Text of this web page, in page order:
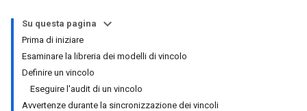
Su questa pagina
Prima di iniziare
Esaminare la libreria dei modelli di vincolo
Definire un vincolo
Eseguire l'audit di un vincolo
Avvertenze durante la sincronizzazione dei vincoli